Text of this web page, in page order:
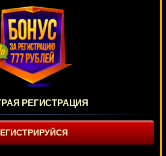
РЕГИСТРАЦИЯ